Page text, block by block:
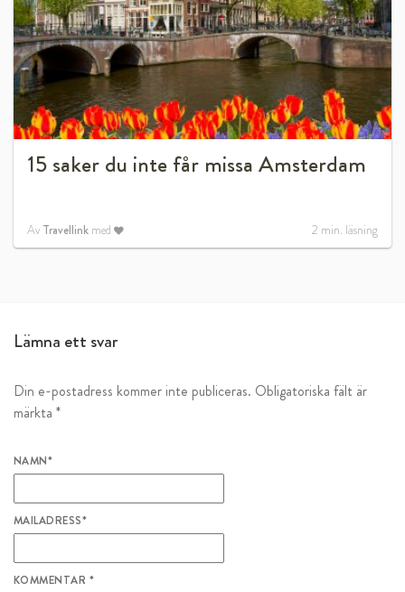
15 saker du inte får missa Amsterdam
Av Travellink med 2 min. läsning
Lämna ett svar
Din e-postadress kommer inte publiceras. Obligatoriska fält är
märkta *
NAMN*
MAILADRESS*
KOMMENTAR *